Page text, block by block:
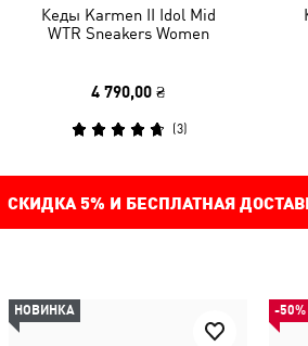
Кеды Karmen II Idol Mid
WTR Sneakers Women
4 790,00 ₴
(3)
СКИДКА 5% И БЕСПЛАТНАЯ
НОВИНКА -50%